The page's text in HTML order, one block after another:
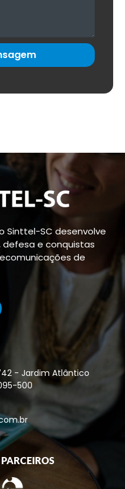
Sinttel-SC desenvolve
defesa e conquistas
de
- Jardim Atlântico
500
PARCEIROS